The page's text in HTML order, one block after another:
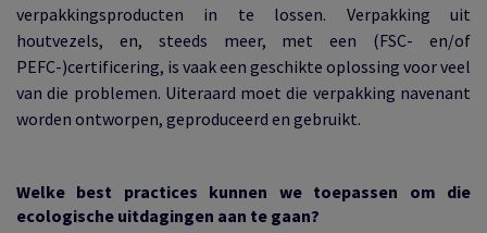
verpakkingsproducten in te lossen. Verpakking uit
houtvezels, en, steeds meer, met een (FSC- en/of
PEFC-)certificering, is vaak een geschikte oplossing voor veel
van die problemen. Uiteraard moet die verpakking navenant
worden ontworpen, geproduceerd en gebruikt.
Welke best practices kunnen we toepassen om die
ecologische uitdagingen aan te gaan?